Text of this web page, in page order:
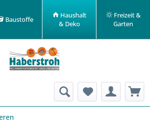
Baustoffe
Haushalt
& Deko
Freizeit &
Garten